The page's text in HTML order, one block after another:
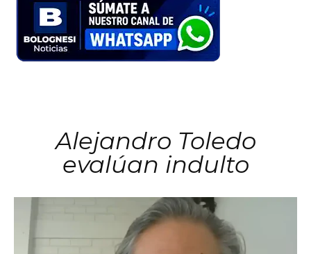
Alejandro Toledo
evalúan indulto